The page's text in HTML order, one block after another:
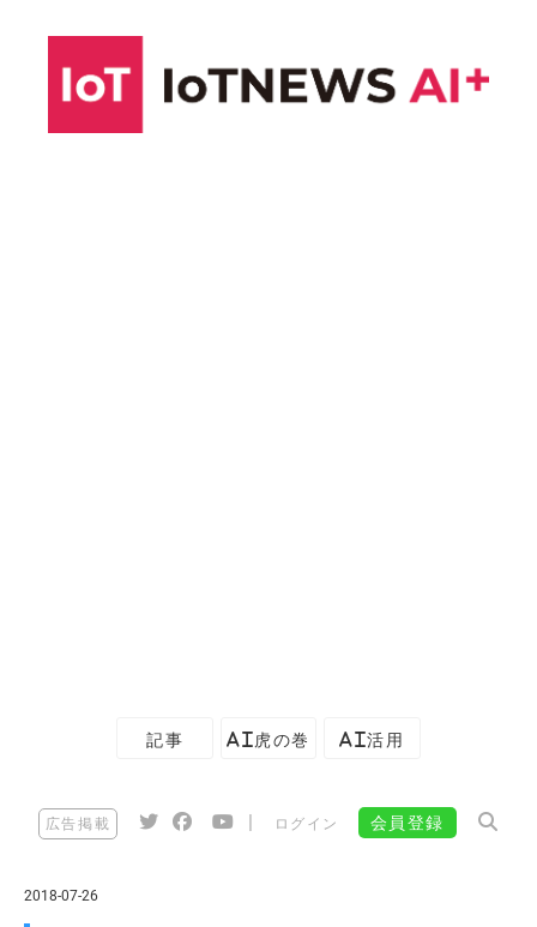
記事 AI虎の巻 AI活用
広告掲載 ログイン 会員登録
2018-07-26